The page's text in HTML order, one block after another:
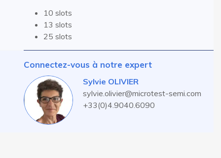
10 slots
13 slots
25 slots
Connectez-vous à notre expert
Sylvie OLIVIER
sylvie.olivier@microtest-semi.com
+33(0)4.9040.6090